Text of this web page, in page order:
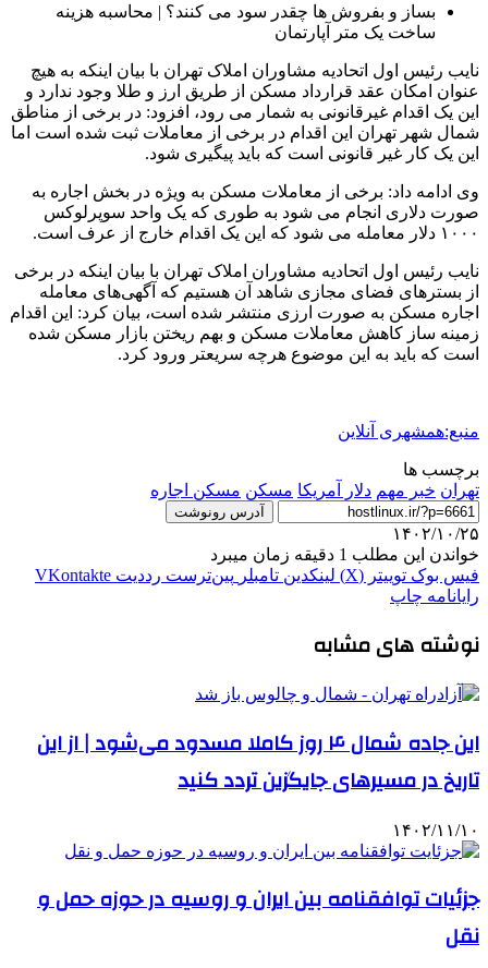
بساز و بفروش ها چقدر سود می کنند؟ | محاسبه هزینه
ساخت یک متر آپارتمان
نایب رئیس اول اتحادیه مشاوران املاک تهران با بیان اینکه به هیچ
عنوان امکان عقد قرارداد مسکن از طریق ارز و طلا وجود ندارد و
این یک اقدام غیرقانونی به شمار می رود، افزود: در برخی از مناطق
شمال شهر تهران این اقدام در برخی از معاملات ثبت شده است اما
این یک کار غیر قانونی است که‌ باید پیگیری شود.
وی ادامه داد: برخی از معاملات مسکن به ویژه در بخش اجاره به
صورت دلاری انجام می شود به طوری که یک واحد سوپرلوکس
۱۰۰۰ دلار معامله‌ می شود که این یک اقدام خارج از عرف است.
نایب رئیس اول اتحادیه مشاوران املاک تهران با بیان اینکه در برخی
از بسترهای فضای مجازی شاهد آن هستیم که آگهی‌های معامله‌
اجاره مسکن به صورت ارزی منتشر شده است، بیان کرد: این اقدام
زمینه ساز کاهش معاملات مسکن و بهم ریختن بازار مسکن شده
است که باید به این موضوع هرچه سریعتر ورود کرد.
منبع:همشهری آنلاین
برچسب ها
تهران خبر مهم دلار آمريكا مسکن مسکن اجاره
آدرس رونوشت
۱۴۰۲/۱۰/۲۵
خواندن این مطلب 1 دقیقه زمان میبرد
فیس بوک توییتر (X) لینکدین ‫تامبلر ‫پین‌ترست ‫رددیت ‫VKontakte
رایانامه چاپ
نوشته های مشابه
این جاده شمال ۴ روز کاملا مسدود می‌شود | از این
تاریخ در مسیرهای جایگزین تردد کنید
۱۴۰۲/۱۱/۱۰
جزئیات توافقنامه بین ایران و روسیه در حوزه حمل و
نقل